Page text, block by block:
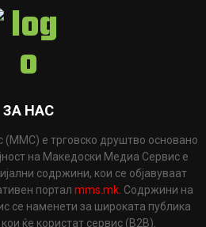
ЗА НАС
е трговско друштво основано
на Македоски Медиа Сервис е
содржини, кои се објавуваат
портал mms.mk . Содржини на
се наменети за широката публика
ќе користат сервис (B2B).